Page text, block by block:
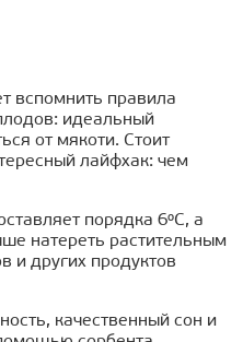
вспомнить правила
идеальный
от мякоти. Стоит
лайфхак: чем
порядка 6ºC, а
натереть растительным
и других продуктов
качественный сон и